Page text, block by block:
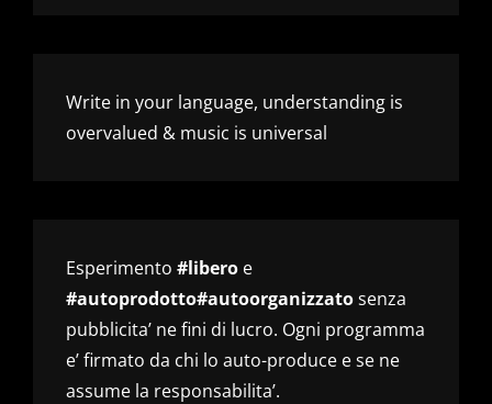
Write in your language, understanding is
overvalued & music is universal
Esperimento #libero e
#autoprodotto#autoorganizzatosenza
pubblicita’ ne fini di lucro. Ogni programma
e’ firmato da chi lo auto-produce e se ne
assume la responsabilita’.